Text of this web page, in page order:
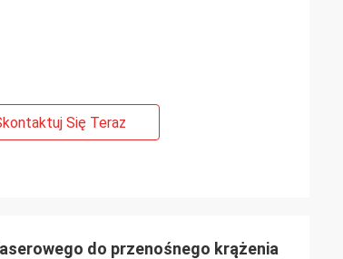
Się Teraz
do przenośnego krążenia